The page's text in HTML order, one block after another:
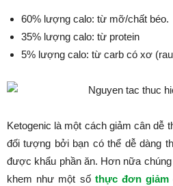
60% lượng calo: từ mỡ/chất béo.
35% lượng calo: từ protein
5% lượng calo: từ carb có xơ
Ketogenic là một cách giảm cân dễ
đối tượng bởi bạn có thể dễ dàng
được khẩu phần ăn. Hơn nữa
khem như một số thực đơn giảm